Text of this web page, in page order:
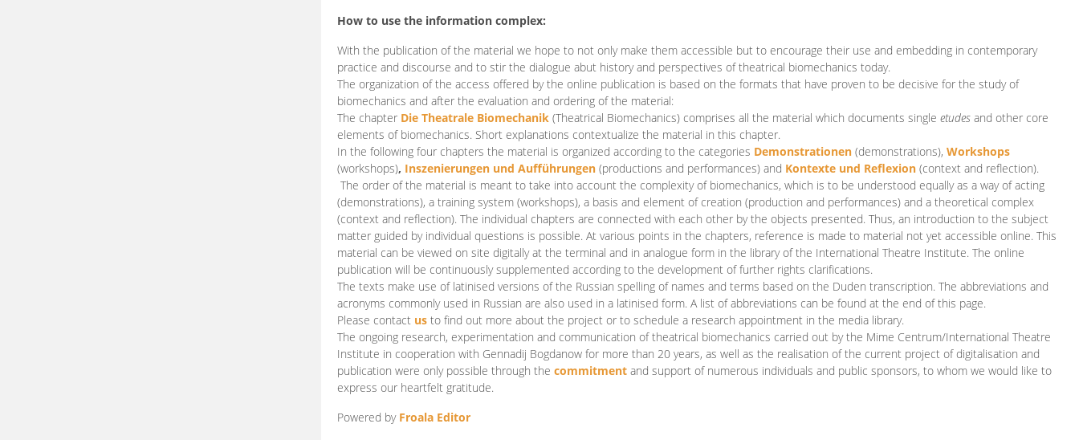
How to use the information complex:
With the publication of the material we hope to not only make them accessible but to encourage their use and embedding in contemporary
practice and discourse and to stir the dialogue abut history and perspectives of theatrical biomechanics today.
The organization of the access offered by the online publication is based on the formats that have proven to be decisive for the study of
biomechanics and after the evaluation and ordering of the material:
The chapter Die Theatrale Biomechanik (Theatrical Biomechanics) comprises all the material which documents single etudes and other core
elements of biomechanics. Short explanations contextualize the material in this chapter.
In the following four chapters the material is organized according to the categories Demonstrationen (demonstrations), Workshops
(workshops), Inszenierungen und Aufführungen (productions and performances) and Kontexte und Reflexion (context and reflection).
The order of the material is meant to take into account the complexity of biomechanics, which is to be understood equally as a way of acting
(demonstrations), a training system (workshops), a basis and element of creation (production and performances) and a theoretical complex
(context and reflection). The individual chapters are connected with each other by the objects presented. Thus, an introduction to the subject
matter guided by individual questions is possible. At various points in the chapters, reference is made to material not yet accessible online. This
material can be viewed on site digitally at the terminal and in analogue form in the library of the International Theatre Institute. The online
publication will be continuously supplemented according to the development of further rights clarifications.
The texts make use of latinised versions of the Russian spelling of names and terms based on the Duden transcription. The abbreviations and
acronyms commonly used in Russian are also used in a latinised form. A list of abbreviations can be found at the end of this page.
Please contact us to find out more about the project or to schedule a research appointment in the media library.
The ongoing research, experimentation and communication of theatrical biomechanics carried out by the Mime Centrum/International Theatre
Institute in cooperation with Gennadij Bogdanow for more than 20 years, as well as the realisation of the current project of digitalisation and
publication were only possible through the commitment and support of numerous individuals and public sponsors, to whom we would like to
express our heartfelt gratitude.
Powered by Froala Editor